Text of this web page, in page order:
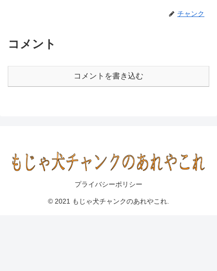
チャンク
コメント
コメントを書き込む
プライバシーポリシー
© 2021 もじゃ犬チャンクのあれやこれ.